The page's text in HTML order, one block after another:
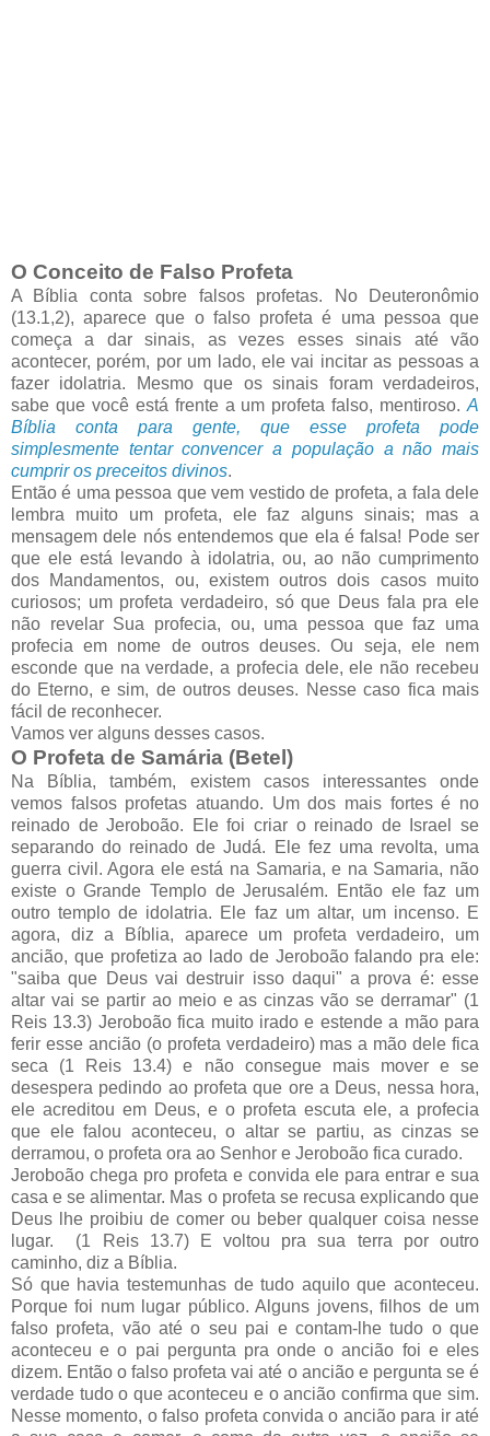
O Conceito de Falso Profeta
A Bíblia conta sobre falsos profetas. No Deuteronômio
(13.1,2), aparece que o falso profeta é uma pessoa que
começa a dar sinais, as vezes esses sinais até vão
acontecer, porém, por um lado, ele vai incitar as pessoas a
fazer idolatria. Mesmo que os sinais foram verdadeiros,
sabe que você está frente a um profeta falso, mentiroso. A
Bíblia conta para gente, que esse profeta pode
simplesmente tentar convencer a população a não mais
cumprir os preceitos divinos.
Então é uma pessoa que vem vestido de profeta, a fala dele
lembra muito um profeta, ele faz alguns sinais; mas a
mensagem dele nós entendemos que ela é falsa! Pode ser
que ele está levando à idolatria, ou, ao não cumprimento
dos Mandamentos, ou, existem outros dois casos muito
curiosos; um profeta verdadeiro, só que Deus fala pra ele
não revelar Sua profecia, ou, uma pessoa que faz uma
profecia em nome de outros deuses. Ou seja, ele nem
esconde que na verdade, a profecia dele, ele não recebeu
do Eterno, e sim, de outros deuses. Nesse caso fica mais
fácil de reconhecer.
Vamos ver alguns desses casos.
O Profeta de Samária (Betel)
Na Bíblia, também, existem casos interessantes onde
vemos falsos profetas atuando. Um dos mais fortes é no
reinado de Jeroboão. Ele foi criar o reinado de Israel se
separando do reinado de Judá. Ele fez uma revolta, uma
guerra civil. Agora ele está na Samaria, e na Samaria, não
existe o Grande Templo de Jerusalém. Então ele faz um
outro templo de idolatria. Ele faz um altar, um incenso. E
agora, diz a Bíblia, aparece um profeta verdadeiro, um
ancião, que profetiza ao lado de Jeroboão falando pra ele:
"saiba que Deus vai destruir isso daqui" a prova é: esse
altar vai se partir ao meio e as cinzas vão se derramar" (1
Reis 13.3) Jeroboão fica muito irado e estende a mão para
ferir esse ancião (o profeta verdadeiro) mas a mão dele fica
seca (1 Reis 13.4) e não consegue mais mover e se
desespera pedindo ao profeta que ore a Deus, nessa hora,
ele acreditou em Deus, e o profeta escuta ele, a profecia
que ele falou aconteceu, o altar se partiu, as cinzas se
derramou, o profeta ora ao Senhor e Jeroboão fica curado.
Jeroboão chega pro profeta e convida ele para entrar e sua
casa e se alimentar. Mas o profeta se recusa explicando que
Deus lhe proibiu de comer ou beber qualquer coisa nesse
lugar. (1 Reis 13.7) E voltou pra sua terra por outro
caminho, diz a Bíblia.
Só que havia testemunhas de tudo aquilo que aconteceu.
Porque foi num lugar público. Alguns jovens, filhos de um
falso profeta, vão até o seu pai e contam-lhe tudo o que
aconteceu e o pai pergunta pra onde o ancião foi e eles
dizem. Então o falso profeta vai até o ancião e pergunta se é
verdade tudo o que aconteceu e o ancião confirma que sim.
Nesse momento, o falso profeta convida o ancião para ir até